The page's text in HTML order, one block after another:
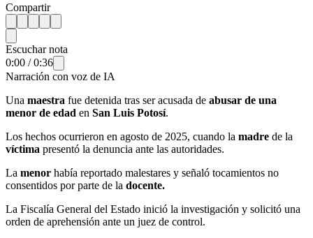
Compartir
Escuchar nota
0:00 /0:36
Narración con voz de IA
Una maestra fue detenida tras ser acusada de abusar de una
menor de edad en San Luis Potosí.
Los hechos ocurrieron en agosto de 2025, cuando la madre de la
víctima presentó la denuncia ante las autoridades.
La menor había reportado malestares y señaló tocamientos no
consentidos por parte de la docente.
La Fiscalía General del Estado inició la investigación y solicitó una
orden de aprehensión ante un juez de control.